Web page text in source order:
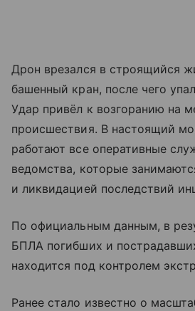
Дрон врезался в строящийся
башенный кран, после чего
Удар привёл к возгоранию на
происшествия. В настоящий
работают все оперативные
ведомства, которые
и ликвидацией последствий
По официальным данным, в
БПЛА погибших и
находится под контролем
Ранее стало известно о